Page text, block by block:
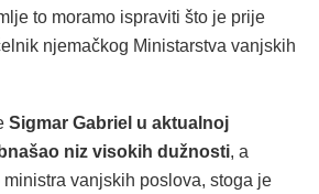
to moramo ispraviti što je prije
njemačkog Ministarstva vanjskih
Sigmar Gabriel u aktualnoj
niz visokih dužnosti, a
vanjskih poslova, stoga je